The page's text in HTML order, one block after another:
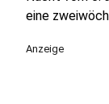
eine
Anzeige